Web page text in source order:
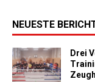
NEUESTE
Drei